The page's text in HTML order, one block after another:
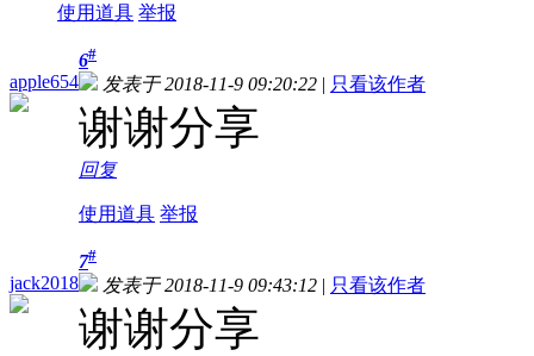
使用道具 举报
apple654
6#
发表于 2018-11-9 09:20:22 | 只看该作者
谢谢分享
回复
使用道具 举报
jack2018
7#
发表于 2018-11-9 09:43:12 | 只看该作者
谢谢分享